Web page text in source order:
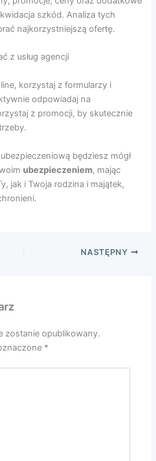
szkód. Analiza tych
najkorzystniejszą ofertę.
z usług agencji
korzystaj z formularzy i
odpowiadaj na
z promocji, by skutecznie
będziesz mógł
ubezpieczeniem, mając
jak i Twoja rodzina i majątek,
NASTĘPNY
zostanie opublikowany.
*